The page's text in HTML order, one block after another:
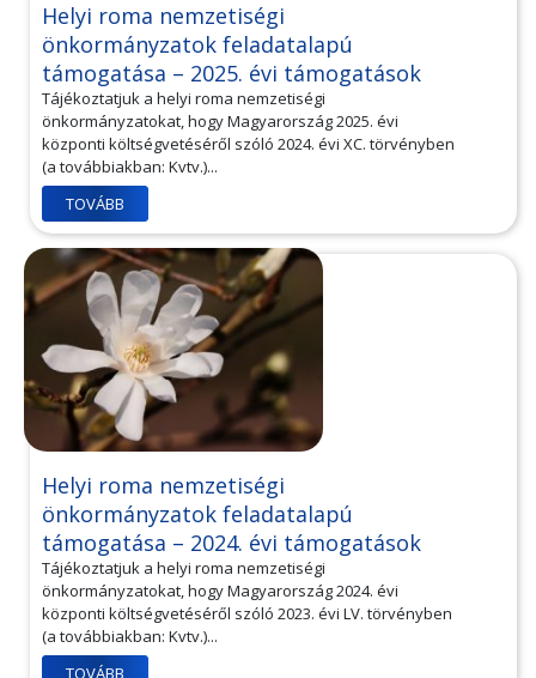
Helyi roma nemzetiségi
önkormányzatok feladatalapú
támogatása – 2025. évi támogatások
Tájékoztatjuk a helyi roma nemzetiségi
önkormányzatokat, hogy Magyarország 2025. évi
központi költségvetéséről szóló 2024. évi XC. törvényben
(a továbbiakban: Kvtv.)...
TOVÁBB
Helyi roma nemzetiségi
önkormányzatok feladatalapú
támogatása – 2024. évi támogatások
Tájékoztatjuk a helyi roma nemzetiségi
önkormányzatokat, hogy Magyarország 2024. évi
központi költségvetéséről szóló 2023. évi LV. törvényben
(a továbbiakban: Kvtv.)...
TOVÁBB